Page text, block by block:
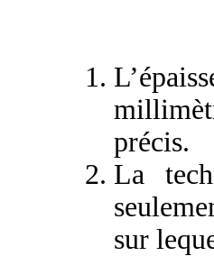
précis.
La
sur